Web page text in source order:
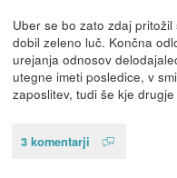
Uber se bo zato zdaj
dobil zeleno luč. Končna
urejanja odnosov
utegne imeti posledice, v
zaposlitev, tudi še kje
3 komentarji